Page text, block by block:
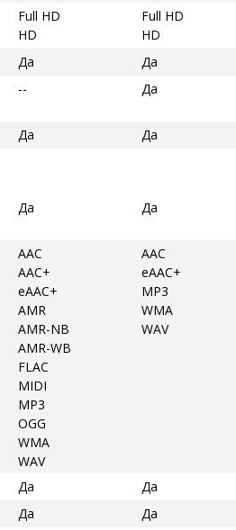
Full HD
HD
Full HD
HD
Да
Да
-- Да
Да Да
Да Да
AAC
AAC+
eAAC+
AMR
AMR-NB
AMR-WB
FLAC
MIDI
MP3
OGG
WMA
WAV
AAC
eAAC+
MP3
WMA
WAV
Да
Да
Да
Да